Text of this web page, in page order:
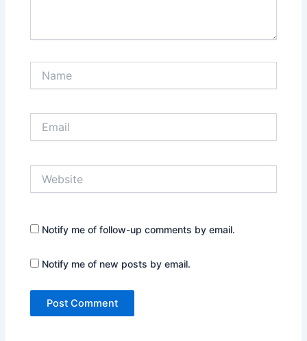
Notify me of follow-up comments by email.
Notify me of new posts by email.